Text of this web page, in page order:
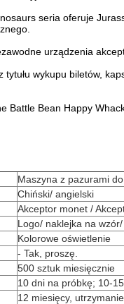
seria oferuje
urządzenia
wykupu biletów,
Battle Bean Happy
Maszyna z pazurami
Chiński/ angielski
Akceptor monet /
Logo/ naklejka na
Kolorowe oświetlenie
- Tak, proszę.
500 sztuk miesięcznie
10 dni na próbkę; 10-
12 miesięcy,